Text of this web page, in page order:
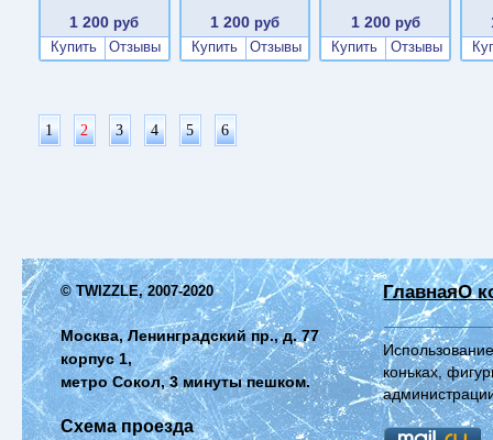
1 200 руб
Купить
Отзывы
1 200 руб
Купить
Отзывы
1 200руб
Купить
Отзывы
1 2 3 4 5 6
© TWIZZLE, 2007-2020
Москва, Ленинградский пр., д. 77
корпус 1,
метро Сокол, 3 минуты пешком.
Схема проезда
ГлавнаяО
коньках,